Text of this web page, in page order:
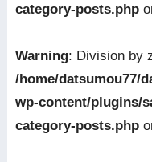
category-posts.php
Warning: Division by
/home/datsumou77/
wp-content/plugins/
category-posts.php